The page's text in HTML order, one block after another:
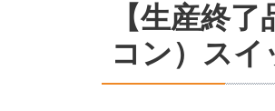
【生産終
コン）スイ